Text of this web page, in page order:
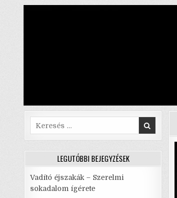
Search
for:
LEGUTÓBBI BEJEGYZÉSEK
Vadító éjszakák – Szerelmi
sokadalom ígérete